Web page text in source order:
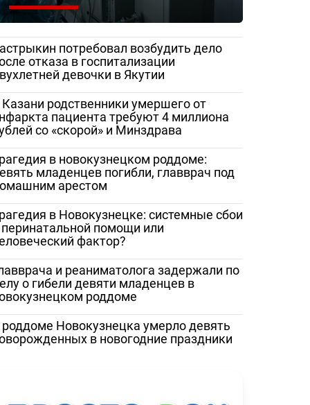
потребовал возбудить дело
отказа в госпитализации
девочки в Якутии
Казани родственники умершего от
пациента требуют 4 миллиона
со «скорой» и Минздрава
в новокузнецком роддоме:
младенцев погибли, главврач под
арестом
в Новокузнецке: системные сбои
перинатальной помощи или
фактор?
и реаниматолога задержали по
о гибели девяти младенцев в
роддоме
роддоме Новокузнецка умерло девять
в новогодние праздники